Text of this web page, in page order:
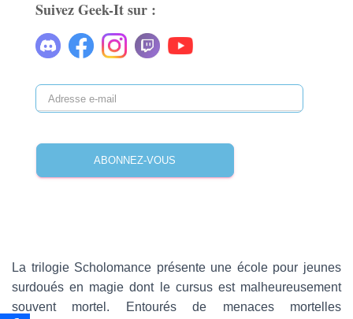
Suivez Geek-It sur :
A
d
e
s
a
i
ABONNEZ-VOUS
La trilogie Scholomance présente une école pour jeunes
surdoués en magie dont le cursus est malheureusement
souvent mortel. Entourés de menaces mortelles